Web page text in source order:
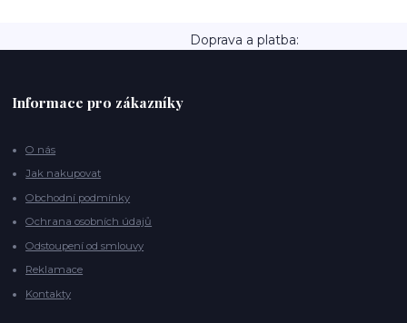
Doprava a platba:
Informace pro zákazníky
O nás
Jak nakupovat
Obchodní podmínky
Ochrana osobních údajů
Odstoupení od smlouvy
Reklamace
Kontakty